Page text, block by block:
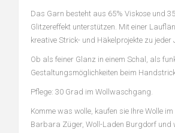
Das Garn besteht aus 65% Viskose und
Glitzereffekt unterstützen. Mit einer
kreative Strick- und Häkelprojekte zu jeder
Ob als feiner Glanz in einem Schal, als
Gestaltungsmöglichkeiten beim
Pflege: 30 Grad im Wollwaschgang.
Komme was wolle, kaufen sie Ihre Wolle
Barbara Züger, Woll-Laden Burgdorf und